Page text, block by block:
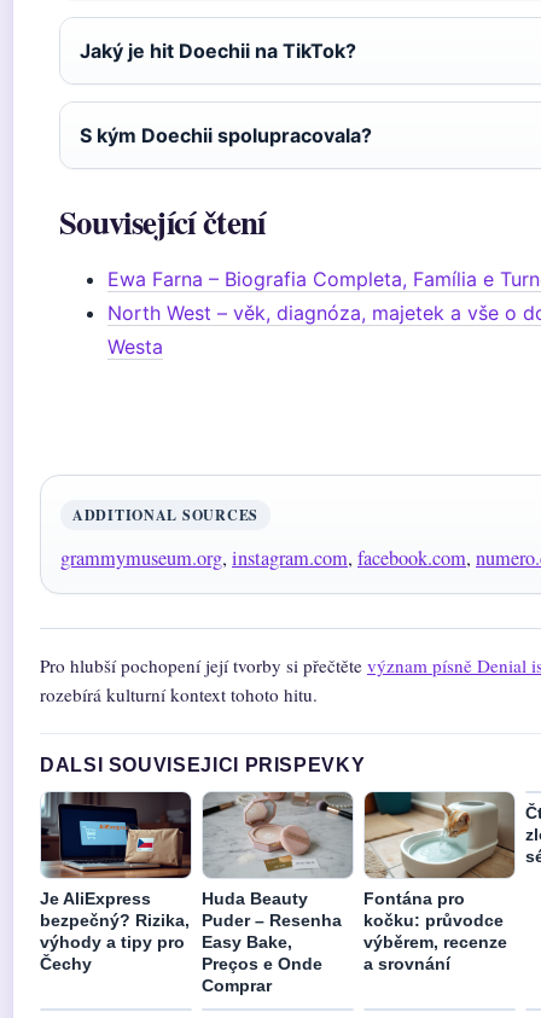
Jaký je hit Doechii na TikTok?
S kým Doechii spolupracovala?
Související čtení
Ewa Farna – Biografia Completa, Família e
North West – věk, diagnóza, majetek a vše o
Westa
ADDITIONAL SOURCES
grammymuseum.org, instagram.com, facebook.com,
Pro hlubší pochopení její tvorby si přečtěte význam písně Denial
rozebírá kulturní kontext tohoto hitu.
DALSI SOUVISEJICI PRISPEVKY
Je AliExpress
bezpečný? Rizika,
výhody a tipy pro
Čechy
Huda Beauty
Puder – Resenha
Easy Bake,
Preços e Onde
Comprar
Fontána pro
kočku: průvodce
výběrem, recenze
a srovnání